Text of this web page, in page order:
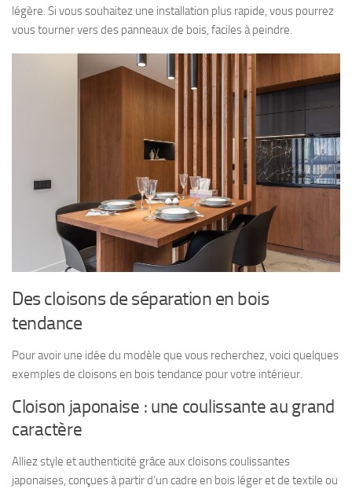
légère. Si vous souhaitez une installation plus rapide, vous pourrez
vous tourner vers des panneaux de bois, faciles à peindre.
Des cloisons de séparation en bois
tendance
Pour avoir une idée du modèle que vous recherchez, voici quelques
exemples de cloisons en bois tendance pour votre intérieur.
Cloison japonaise : une coulissante au grand
caractère
Alliez style et authenticité grâce aux cloisons coulissantes
japonaises, conçues à partir d’un cadre en bois léger et de textile ou